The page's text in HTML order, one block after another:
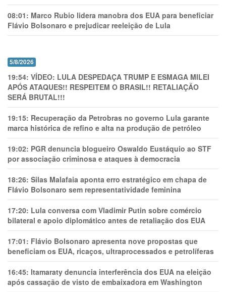
08:01: Marco Rubio lidera manobra dos EUA para beneficiar
Flávio Bolsonaro e prejudicar reeleição de Lula
5/8/2026
19:54: VÍDEO: LULA DESPEDAÇA TRUMP E ESMAGA MILEI
APÓS ATAQUES!! RESPEITEM O BRASIL!! RETALIAÇÃO
SERÁ BRUTAL!!!
19:15: Recuperação da Petrobras no governo Lula garante
marca histórica de refino e alta na produção de petróleo
19:02: PGR denuncia blogueiro Oswaldo Eustáquio ao STF
por associação criminosa e ataques à democracia
18:26: Silas Malafaia aponta erro estratégico em chapa de
Flávio Bolsonaro sem representatividade feminina
17:20: Lula conversa com Vladimir Putin sobre comércio
bilateral e apoio diplomático antes de retaliação dos EUA
17:01: Flávio Bolsonaro apresenta nove propostas que
beneficiam os EUA, ricaços, ultraprocessados e petrolíferas
16:45: Itamaraty denuncia interferência dos EUA na eleição
após cassação de visto de embaixadora em Washington